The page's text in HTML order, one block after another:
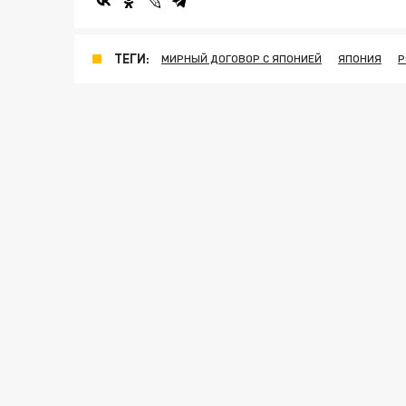
ТЕГИ: МИРНЫЙ ДОГОВОР С ЯПОНИЕЙ ЯПОНИЯ